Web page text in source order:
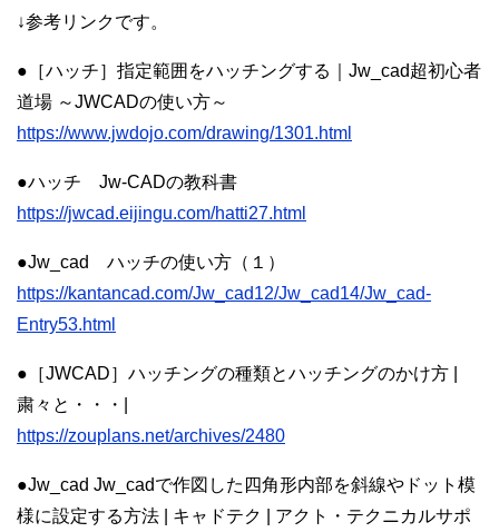
↓参考リンクです。
●［ハッチ］指定範囲をハッチングする｜Jw_cad超初心者
道場 ～JWCADの使い方～
https://www.jwdojo.com/drawing/1301.html
●ハッチ Jw-CADの教科書
https://jwcad.eijingu.com/hatti27.html
●Jw_cad ハッチの使い方（１）
https://kantancad.com/Jw_cad12/Jw_cad14/Jw_cad-
Entry53.html
●［JWCAD］ハッチングの種類とハッチングのかけ方 |
粛々と・・・|
https://zouplans.net/archives/2480
●Jw_cad Jw_cadで作図した四角形内部を斜線やドット模
様に設定する方法 | キャドテク | アクト・テクニカルサポ